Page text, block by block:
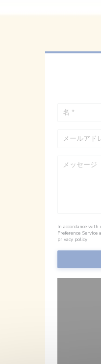
In accordance
Preference Service
privacy policy.